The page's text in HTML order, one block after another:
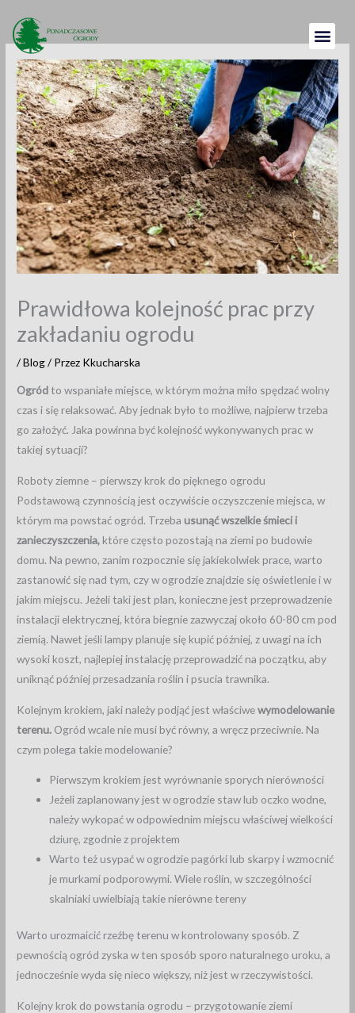
treści
Prawidłowa kolejność prac przy
zakładaniu ogrodu
/Blog/ Przez Kkucharska
Ogródto wspaniałe miejsce, w którym można miło spędzać wolny
czas i się relaksować. Aby jednak było to możliwe, najpierw trzeba
go założyć. Jaka powinna być kolejność wykonywanych prac w
takiej sytuacji?
Roboty ziemne – pierwszy krok do pięknego ogrodu
Podstawową czynnością jest oczywiście oczyszczenie miejsca, w
którym ma powstać ogród. Trzeba usunąć wszelkie śmieci i
zanieczyszczenia, które często pozostają na ziemi po budowie
domu. Na pewno, zanim rozpocznie się jakiekolwiek prace, warto
zastanowić się nad tym, czy w ogrodzie znajdzie się oświetlenie i w
jakim miejscu. Jeżeli taki jest plan, konieczne jest przeprowadzenie
instalacji elektrycznej, która biegnie zazwyczaj około 60-80 cm pod
ziemią. Nawet jeśli lampy planuje się kupić później, z uwagi na ich
wysoki koszt, najlepiej instalację przeprowadzić na początku, aby
uniknąć później przesadzania roślin i psucia trawnika.
Kolejnym krokiem, jaki należy podjąć jest właściwewymodelowanie
terenu. Ogród wcale nie musi być równy, a wręcz przeciwnie. Na
czym polega takie modelowanie?
Pierwszym krokiem jest wyrównanie sporych nierówności
Jeżeli zaplanowany jest w ogrodzie staw lub oczko wodne,
należy wykopać w odpowiednim miejscu właściwej wielkości
dziurę, zgodnie z projektem
Warto też usypać w ogrodzie pagórki lub skarpy i wzmocnić
je murkami podporowymi. Wiele roślin, w szczególności
skalniaki uwielbiają takie nierówne tereny
Warto urozmaicić rzeźbę terenu w kontrolowany sposób. Z
pewnością ogród zyska w ten sposób sporo naturalnego uroku, a
jednocześnie wyda się nieco większy, niż jest w rzeczywistości.
Kolejny krok do powstania ogrodu – przygotowanie ziemi